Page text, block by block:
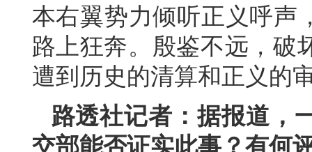
本右翼势力倾听正义呼声
路上狂奔。殷鉴不远，破
遭到历史的清算和正义的
路透社记者：据报道，
交部能否证实此事？有何